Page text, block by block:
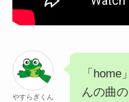
やすらぎくん
「
んの曲